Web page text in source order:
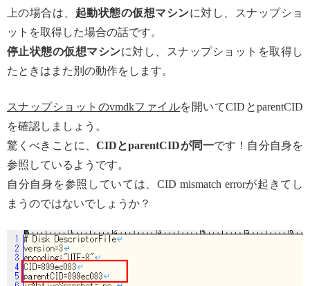
上の場合は、 起動状態の仮想マシンに対し、スナップショ
ットを取得した場合の話です。
停止状態の仮想マシンに対し、スナップショットを取得し
たときはまた別の動作をします。
スナップショットのvmdkファイルを開いてCIDとparentCID
を確認しましょう。
驚くべきことに、CIDとparentCIDが同一です！自分自身を
参照しているようです。
自分自身を参照していては、CID mismatch errorが起きてし
まうのではないでしょうか？